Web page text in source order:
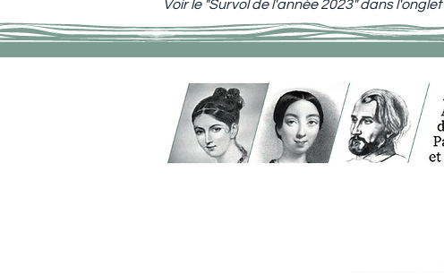
Voir le "Survol de l'année 2023" dans l'onglet